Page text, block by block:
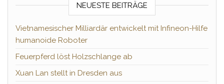
NEUESTE BEITRÄGE
Vietnamesischer Milliardär entwickelt mit Infineon-Hilfe
humanoide Roboter
Feuerpferd löst Holzschlange ab
Xuan Lan stellt in Dresden aus